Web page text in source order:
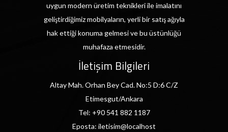
uygun modern üretim teknikleri ile imalatını
geliştirdiğimiz mobilyaların, yerli bir satış ağıyla
hak ettiği konuma gelmesi ve bu üstünlüğü
muhafaza etmesidir.
İletişim Bilgileri
Altay Mah. Orhan Bey Cad. No:5 D:6 C/Z
Etimesgut/Ankara
Tel: +90 541 882 1187
Eposta: iletisim@localhost